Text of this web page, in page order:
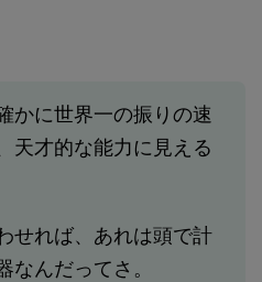
かに世界一の振りの速
天才的な能力に見える
せれば、あれは頭で計
なんだってさ。